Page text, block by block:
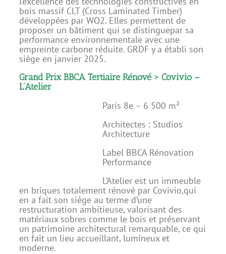
bois massif CLT (Cross Laminated Timber)
développées par WO2. Elles permettent de
proposer un bâtiment qui se distinguepar sa
performance environnementale avec une
empreinte carbone réduite. GRDF y a établi son
siège en janvier 2025.
Grand Prix BBCA Tertiaire Rénové > Covivio –
L’Atelier
Paris 8e – 6 500 m²
Architectes : Studios
Architecture
Label BBCA Rénovation
Performance
L’Atelier est un immeuble
en briques totalement rénové par Covivio,qui
en a fait son siège au terme d’une
restructuration ambitieuse, valorisant des
matériaux sobres comme le bois et préservant
un patrimoine architectural remarquable, ce qui
en fait un lieu accueillant, lumineux et
moderne.